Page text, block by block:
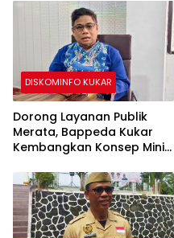
DISKOMINFO KUKAR
Dorong Layanan Publik
Merata, Bappeda Kukar
Kembangkan Konsep Mini